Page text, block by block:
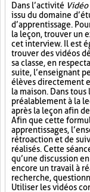
Dans l’activité Vidéo
issu du domaine
d’apprentissage.
la leçon, trouver un
cet interview. Il est
trouver des vidéos
sa classe, en
suite, l’enseignant
élèves directement
la maison. Dans
préalablement à la
après la leçon afin
Afin que cette
apprentissages,
rétroaction et de
réalisés. Cette
qu’une discussion
encore un travail à
recherche,
Utiliser les vidéos